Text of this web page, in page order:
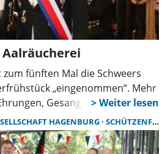
fünften Mal die Schweers
„eingenommen“. Mehr
Gesang und
Bürgermajor Willi Rehbock
traditionsreichen
HAGENBURG SCHÜTZENFEST